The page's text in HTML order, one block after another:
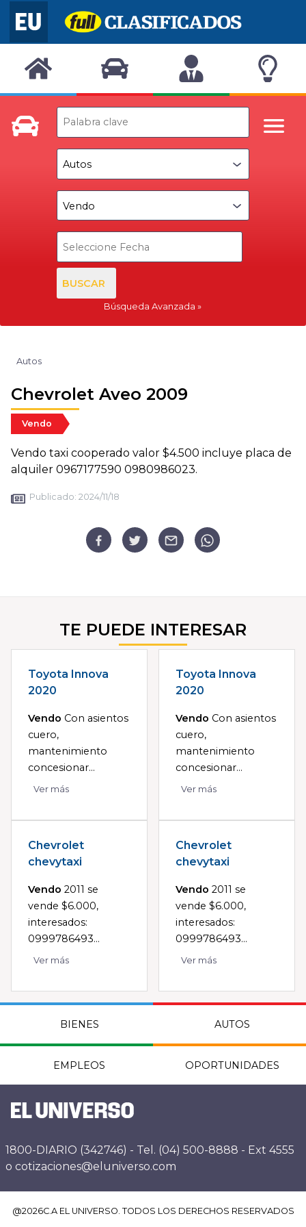
BUSCAR
Búsqueda Avanzada
Autos
Chevrolet Aveo 2009
Vendo
Vendo taxi cooperado valor $4.500 incluye placa de
alquiler 0967177590 0980986023.
Publicado: 2024/11/18
TE PUEDE INTERESAR
Toyota Innova
2020
Vendo Con asientos
cuero,
mantenimiento
concesionar...
Ver más
Toyota Innova
2020
Vendo Con asientos
cuero,
mantenimiento
concesionar...
Ver más
Chevrolet
chevytaxi
Vendo 2011 se
vende $6.000,
interesados:
0999786493...
Ver más
Chevrolet
chevytaxi
Vendo 2011 se
vende $6.000,
interesados:
0999786493...
Ver más
BIENES AUTOS
EMPLEOS OPORTUNIDADES
1800-DIARIO (342746) - Tel. (04) 500-8888 - Ext 4555
o cotizaciones@eluniverso.com
@2026C.A EL UNIVERSO. TODOS LOS DERECHOS RESERVADOS